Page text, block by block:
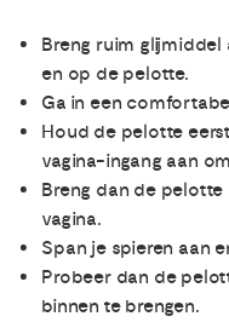
Breng ruim glijmiddel
en op de pelotte.
Ga in een
Houd de pelotte
vagina-ingang aan
Breng dan de pelotte
vagina.
Span je spieren aan
Probeer dan de
binnen te brengen.